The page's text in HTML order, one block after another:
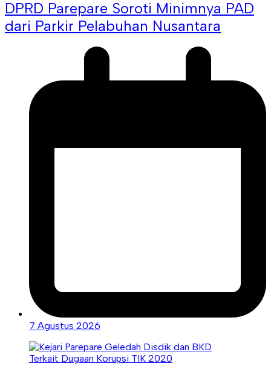
DPRD Parepare Soroti Minimnya PAD
dari Parkir Pelabuhan Nusantara
7 Agustus 2026